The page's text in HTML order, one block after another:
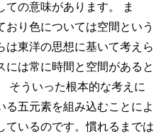
の意味があります。 ま
り色については空間という
は東洋の思想に基いて考えら
は常に時間と空間があると
そういった根本的な考えに
五元素を組み込むことによ
ているのです。慣れるまでは